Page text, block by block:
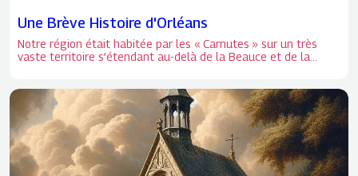
Une Brève Histoire d'Orléans
Notre région était habitée par les « Carnutes » sur un très
vaste territoire s’étendant au-delà de la Beauce et de la
commerce, les affaires et les communications.